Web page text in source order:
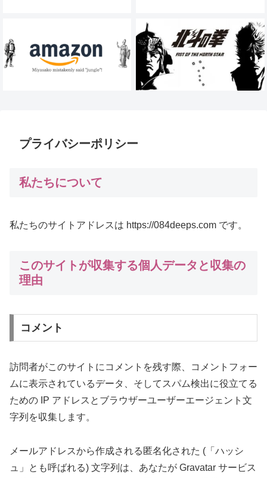
プライバシーポリシー
私たちについて
私たちのサイトアドレスは https://084deeps.com です。
このサイトが収集する個人データと収集の
理由
コメント
訪問者がこのサイトにコメントを残す際、コメントフォー
ムに表示されているデータ、そしてスパム検出に役立てる
ための IP アドレスとブラウザーユーザーエージェント文
字列を収集します。
メールアドレスから作成される匿名化された (「ハッシ
ュ」とも呼ばれる) 文字列は、あなたが Gravatar サービス